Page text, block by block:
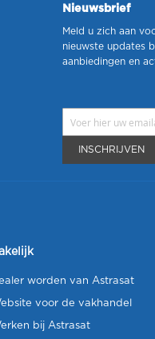
Nieuwsbrief
Meld u zich aan
nieuwste updates
aanbiedingen en
INSCHRIJVEN
worden van Astrasat
voor de vakhandel
bij Astrasat